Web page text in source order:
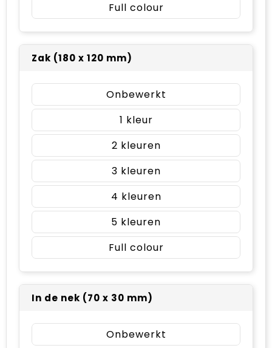
Full colour
Zak (180 x 120 mm)
Onbewerkt
1
2
3
4
5
Full colour
In de nek (70 x 30 mm)
Onbewerkt